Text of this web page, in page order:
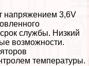
напряжением 3,6V
службы. Низкий
возможности.
температуры.